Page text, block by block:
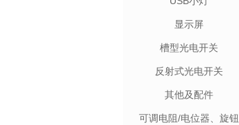
显示屏
槽型光电开关
反射式光电开关
其他及配件
可调电阻/电位器、旋钮